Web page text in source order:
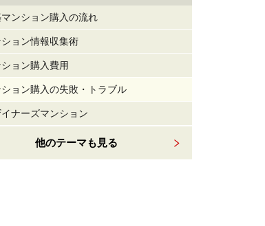
ンション購入の流れ
ョン情報収集術
ョン購入費用
ョン購入の失敗・トラブル
ナーズマンション
他のテーマも見る